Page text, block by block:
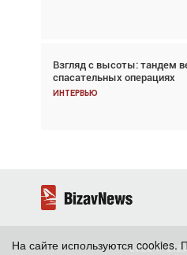
Взгляд с высоты: тандем
спасательных операциях
Интервью
Частный самолёт – это
покупке соответствующим
Интервью
2026 ©
На сайте используются cookies.